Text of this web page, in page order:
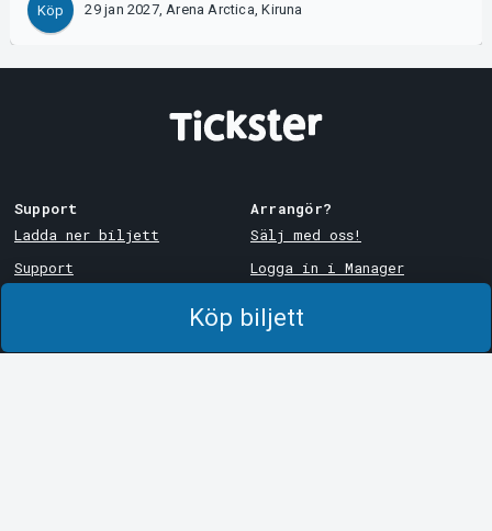
Köp biljett
Köp 29 jan 2027, Arena Arctica, Kiruna
Support
Ladda ner biljett
Support
Arrangör?
Sälj med oss!
Logga in i Manager